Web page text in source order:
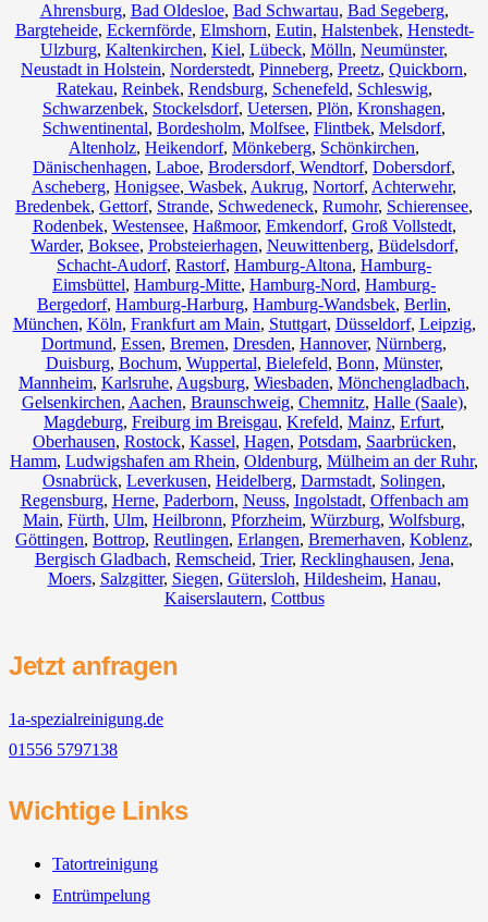
Ahrensburg, Bad Oldesloe, Bad Schwartau, Bad Segeberg,
Bargteheide, Eckernförde, Elmshorn, Eutin, Halstenbek, Henstedt-
Ulzburg, Kaltenkirchen, Kiel, Lübeck, Mölln, Neumünster,
Neustadt in Holstein, Norderstedt, Pinneberg, Preetz, Quickborn,
Ratekau, Reinbek, Rendsburg, Schenefeld, Schleswig,
Schwarzenbek, Stockelsdorf, Uetersen, Plön, Kronshagen,
Schwentinental, Bordesholm, Molfsee, Flintbek, Melsdorf,
Altenholz, Heikendorf, Mönkeberg, Schönkirchen,
Dänischenhagen, Laboe, Brodersdorf, Wendtorf, Dobersdorf,
Ascheberg, Honigsee, Wasbek, Aukrug, Nortorf, Achterwehr,
Bredenbek, Gettorf, Strande, Schwedeneck, Rumohr, Schierensee,
Rodenbek, Westensee, Haßmoor, Emkendorf, Groß Vollstedt,
Warder, Boksee, Probsteierhagen, Neuwittenberg, Büdelsdorf,
Schacht-Audorf, Rastorf, Hamburg-Altona, Hamburg-
Eimsbüttel, Hamburg-Mitte, Hamburg-Nord, Hamburg-
Bergedorf, Hamburg-Harburg, Hamburg-Wandsbek, Berlin,
München, Köln, Frankfurt am Main, Stuttgart, Düsseldorf, Leipzig,
Dortmund, Essen, Bremen, Dresden, Hannover, Nürnberg,
Duisburg, Bochum, Wuppertal, Bielefeld, Bonn, Münster,
Mannheim, Karlsruhe, Augsburg, Wiesbaden, Mönchengladbach,
Gelsenkirchen, Aachen, Braunschweig, Chemnitz⁠, Halle (Saale),
Magdeburg, Freiburg im Breisgau, Krefeld, Mainz, Erfurt,
Oberhausen, Rostock, Kassel, Hagen, Potsdam, Saarbrücken,
Hamm, Ludwigshafen am Rhein, Oldenburg, Mülheim an der Ruhr,
Osnabrück, Leverkusen, Heidelberg, Darmstadt, Solingen,
Regensburg, Herne, Paderborn, Neuss, Ingolstadt, Offenbach am
Main, Fürth, Ulm, Heilbronn, Pforzheim, Würzburg, Wolfsburg,
Göttingen, Bottrop, Reutlingen, Erlangen, Bremerhaven, Koblenz,
Bergisch Gladbach, Remscheid, Trier, Recklinghausen, Jena,
Moers, Salzgitter, Siegen, Gütersloh, Hildesheim, Hanau,
Kaiserslautern, Cottbus
Jetzt anfragen
1a-spezialreinigung.de
01556 5797138
Wichtige Links
Tatortreinigung
Entrümpelung